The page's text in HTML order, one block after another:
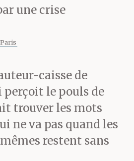
la cage,
partir et
regardé
un
un pareil
père
fois dont
— il
une crise
caisse de
perçoit le pouls de
trouver les mots
ne va pas quand les
restent sans